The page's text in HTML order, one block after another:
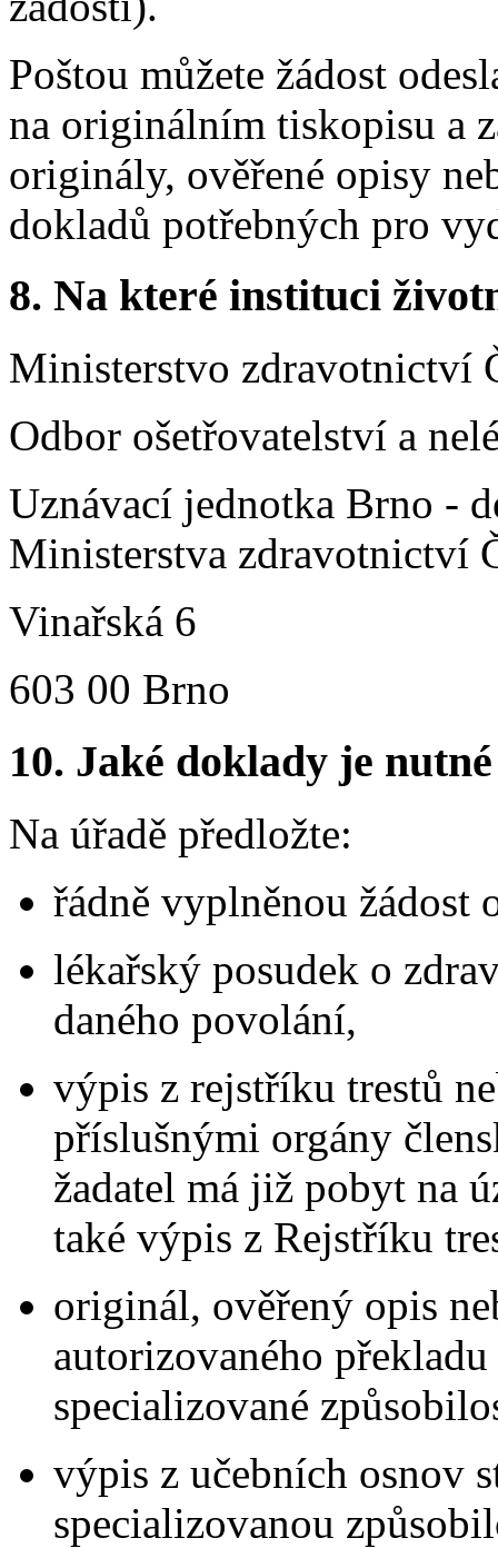
Poštou můžete žádost
na originálním tiskopisu a
originály, ověřené opisy
dokladů potřebných pro
8. Na které instituci
Ministerstvo zdravotnictví
Odbor ošetřovatelství a
Uznávací jednotka Brno -
Ministerstva zdravotnictví
Vinařská 6
603 00 Brno
10. Jaké doklady je
Na úřadě předložte:
řádně vyplněnou žádost
lékařský posudek o
daného povolání,
výpis z rejstříku trestů
příslušnými orgány
žadatel má již pobyt na
také výpis z Rejstříku
originál, ověřený opis
autorizovaného
specializované
výpis z učebních osnov
specializovanou